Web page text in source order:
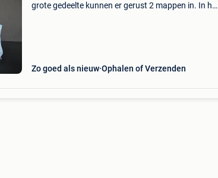
grote gedeelte kunnen er gerust 2 mappen in. In het
Zo goed als nieuw Ophalen of Verzenden